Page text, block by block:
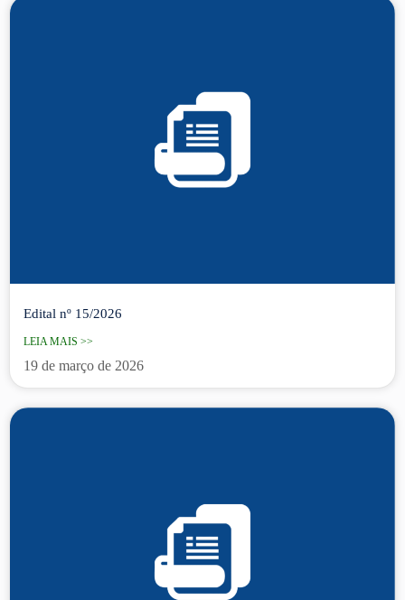
Edital nº 15/2026
LEIA MAIS >>
19 de março de 2026